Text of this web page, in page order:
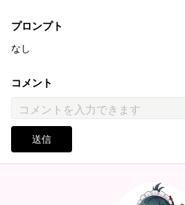
プロンプト
なし
コメント
送信